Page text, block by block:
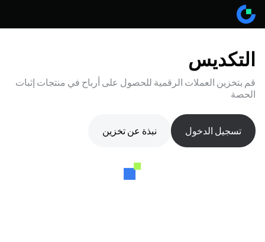
التكديس
قم بتخزين العملات الرقمية للحصول على أرباح في منتجات إثبات
الحصة
تسجيل الدخول نبذة عن تخزين